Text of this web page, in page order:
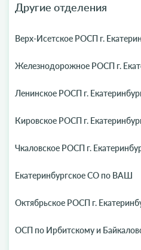
Другие отделения
Верх-Исетское РОСП г.
Железнодорожное РОСП г.
Ленинское РОСП г.
Кировское РОСП г.
Чкаловское РОСП г.
Екатеринбургское СО по ВАШ
Октябрьское РОСП г.
ОСП по Ирбитскому и